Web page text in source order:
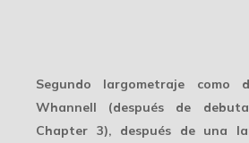
Segundo largometraje como
Whannell (después de
Chapter 3), después de una